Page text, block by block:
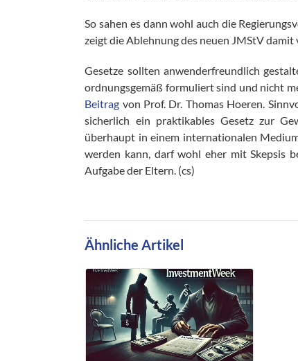
So sahen es dann wohl auch die
zeigt die Ablehnung des neuen JMStV damit
Gesetze sollten anwenderfreundlich
ordnungsgemäß formuliert sind und nicht
Beitrag von Prof. Dr. Thomas Hoeren.
sicherlich ein praktikables Gesetz zur
überhaupt in einem internationalen
werden kann, darf wohl eher mit Skepsis
Aufgabe der Eltern. (cs)
Ähnliche Artikel